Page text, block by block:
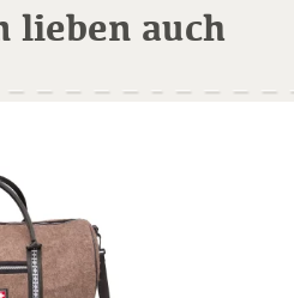
lieben auch